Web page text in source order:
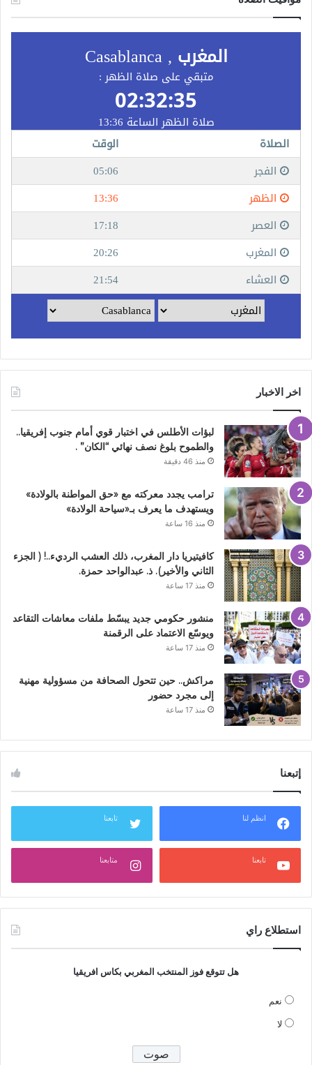
اخر الاخبار
لبؤات الأطلس في اختبار قوي أمام جنوب إفريقيا..
والطموح بلوغ نصف نهائي “الكان” .
منذ 46 دقيقة
ترامب يجدد معركته مع «حق المواطنة بالولادة»
ويستهدف ما يعرف بـ«سياحة الولادة»
منذ 16 ساعة
كافيتيريا دار المغرب، ذلك العشب الرديء..! ( الجزء
الثاني والأخير). ذ. عبدالواحد حمزة.
منذ 17 ساعة
منشور حكومي جديد يبسّط ملفات معاشات التقاعد
ويوسّع الاعتماد على الرقمنة
منذ 17 ساعة
مراكش.. حين تتحول الصحافة من مسؤولية مهنية
إلى مجرد حضور
منذ 17 ساعة
إتبعنا
انظم لنا تابعنا
تابعنا متابعنا
استطلاع راي
هل تتوقع فوز المنتخب المغربي بكاس افريقيا
نعم
لا